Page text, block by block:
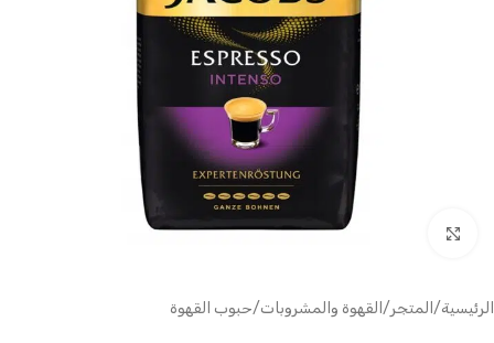
الرئيسية/ المتجر/ القهوة والمشروبات/حبوب القهوة